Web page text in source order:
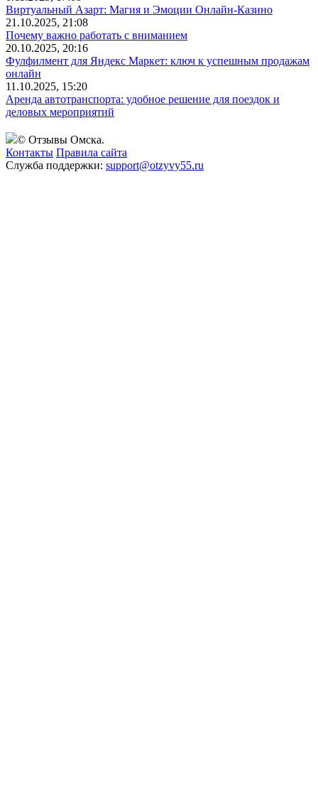
Виртуальный Азарт: Магия и Эмоции Онлайн-Казино
21.10.2025, 21:08
Почему важно работать с вниманием
20.10.2025, 20:16
Фулфилмент для Яндекс Маркет: ключ к успешным продажам
онлайн
11.10.2025, 15:20
Аренда автотранспорта: удобное решение для поездок и
деловых мероприятий
© Отзывы Омска.
Контакты Правила сайта
Служба поддержки: support@otzyvy55.ru